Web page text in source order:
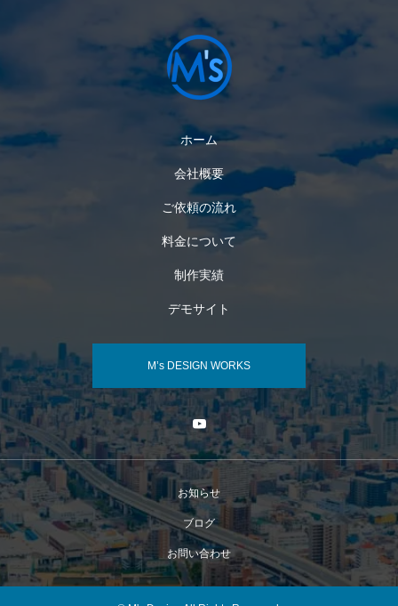
ホーム
会社概要
ご依頼の流れ
料金について
制作実績
デモサイト
M’s DESIGN WORKS
お知らせ
ブログ
お問い合わせ